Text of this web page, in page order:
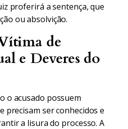
proferirá a sentença, que
ou absolvição.
de
e Deveres do
o acusado possuem
precisam ser conhecidos e
a lisura do processo. A